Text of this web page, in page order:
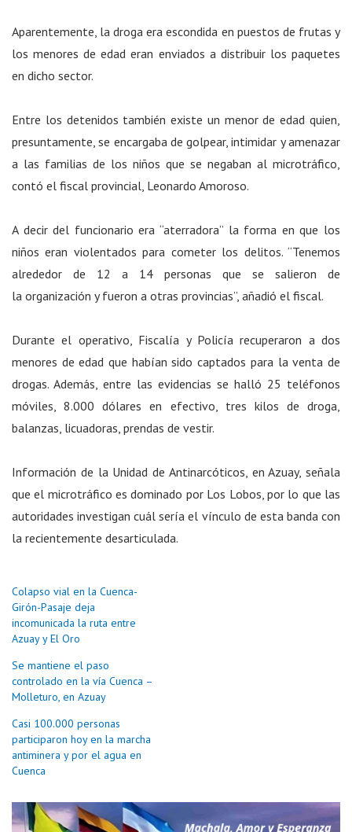
Aparentemente, la droga era escondida en puestos de frutas y
los menores de edad eran enviados a distribuir los paquetes
en dicho sector.
Entre los detenidos también existe un menor de edad quien,
presuntamente, se encargaba de golpear, intimidar y amenazar
a las familias de los niños que se negaban al microtráfico,
contó el fiscal provincial, Leonardo Amoroso.
A decir del funcionario era “aterradora” la forma en que los
niños eran violentados para cometer los delitos. “Tenemos
alrededor de 12 a 14 personas que se salieron de
la organización y fueron a otras provincias”, añadió el fiscal.
Durante el operativo, Fiscalía y Policía recuperaron a dos
menores de edad que habían sido captados para la venta de
drogas. Además, entre las evidencias se halló 25 teléfonos
móviles, 8.000 dólares en efectivo, tres kilos de droga,
balanzas, licuadoras, prendas de vestir.
Información de la Unidad de Antinarcóticos, en Azuay, señala
que el microtráfico es dominado por Los Lobos, por lo que las
autoridades investigan cuál sería el vínculo de esta banda con
la recientemente desarticulada.
Colapso vial en la Cuenca-
Girón-Pasaje deja
incomunicada la ruta entre
Azuay y El Oro
Se mantiene el paso
controlado en la vía Cuenca –
Molleturo, en Azuay
Casi 100.000 personas
participaron hoy en la marcha
antiminera y por el agua en
Cuenca